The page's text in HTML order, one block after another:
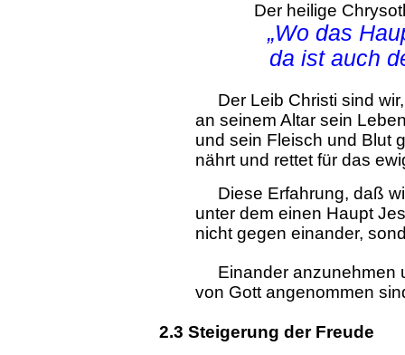
Der heilige
„Wo das
da ist auch
Der Leib Christi sind
an seinem Altar sein
und sein Fleisch und Blut
nährt und rettet für das
Diese Erfahrung, daß
unter dem einen Haupt
nicht gegen einander,
Einander anzunehmen
von Gott angenommen
2.3 Steigerung der Freude